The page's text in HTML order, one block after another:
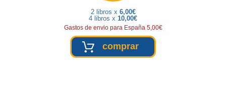
2 libros x 6,00€
4 libros x 10,00€
Gastos de envio para España 5,00€
comprar